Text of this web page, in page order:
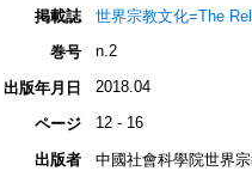
掲載誌
世界宗教文化=The
巻号
n.2
出版年月日 2018.04
ページ 12 - 16
出版者
中國社會科學院世界